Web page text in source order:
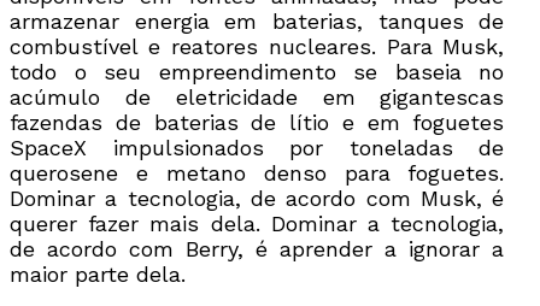
armazenar energia em baterias, tanques de
combustível e reatores nucleares. Para Musk,
todo o seu empreendimento se baseia no
acúmulo de eletricidade em gigantescas
fazendas de baterias de lítio e em foguetes
SpaceX impulsionados por toneladas de
querosene e metano denso para foguetes.
Dominar a tecnologia, de acordo com Musk, é
querer fazer mais dela. Dominar a tecnologia,
de acordo com Berry, é aprender a ignorar a
maior parte dela.